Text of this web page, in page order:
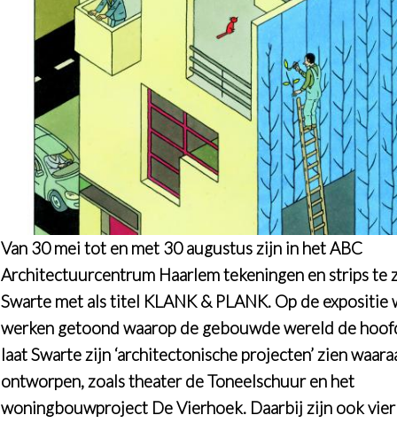
Van 30 mei tot en met 30 augustus zijn in het ABC
Architectuurcentrum Haarlem tekeningen en strips te
Swarte met als titel KLANK & PLANK. Op de expositie
werken getoond waarop de gebouwde wereld de
laat Swarte zijn ‘architectonische projecten’ zien
ontworpen, zoals theater de Toneelschuur en het
woningbouwproject De Vierhoek. Daarbij zijn ook